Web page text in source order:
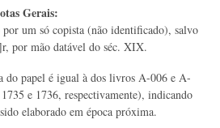
Gerais:
um só copista (não identificado), salvo
por mão datável do séc. XIX.
do papel é igual à dos livros A-006 e A-
e 1736, respectivamente), indicando
elaborado em época próxima.